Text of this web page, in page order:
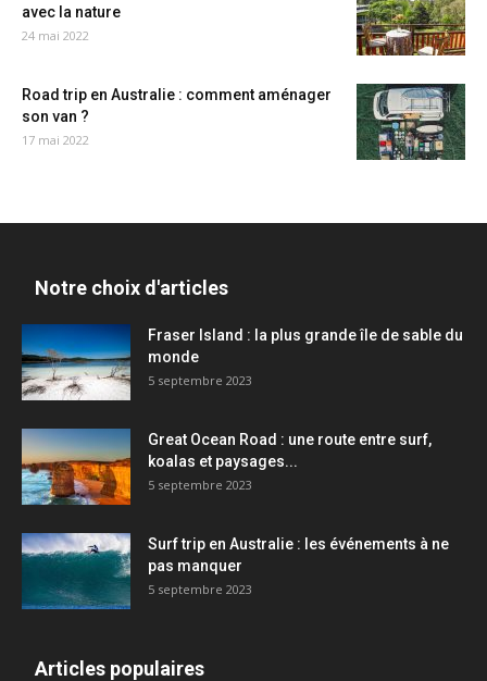
avec la nature
24 mai 2022
Road trip en Australie : comment aménager
son van ?
17 mai 2022
Notre choix d'articles
Fraser Island : la plus grande île de sable du
monde
5 septembre 2023
Great Ocean Road : une route entre surf,
koalas et paysages...
5 septembre 2023
Surf trip en Australie : les événements à ne
pas manquer
5 septembre 2023
Articles populaires